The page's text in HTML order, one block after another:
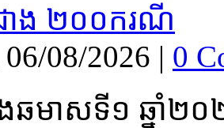
06/08/2026 | 0
ឆមាសទី១ ឆ្នាំ២០